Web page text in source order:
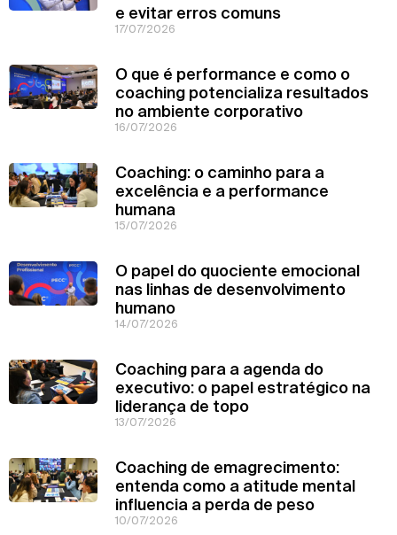
e evitar erros comuns
17/07/2026
O que é performance e como o
coaching potencializa resultados
no ambiente corporativo
16/07/2026
Coaching: o caminho para a
excelência e a performance
humana
15/07/2026
O papel do quociente emocional
nas linhas de desenvolvimento
humano
14/07/2026
Coaching para a agenda do
executivo: o papel estratégico na
liderança de topo
13/07/2026
Coaching de emagrecimento:
entenda como a atitude mental
influencia a perda de peso
10/07/2026